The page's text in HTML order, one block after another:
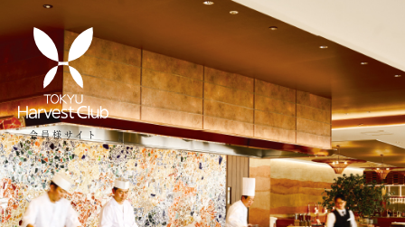
会員様サイト